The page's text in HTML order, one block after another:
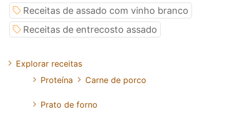
Receitas de assado com vinho branco
Receitas de entrecosto assado
Explorar receitas
Proteína
Carne de porco
Prato de forno